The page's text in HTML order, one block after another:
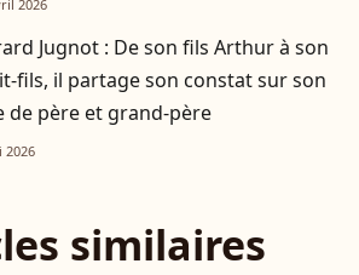
2026
Jugnot : De son fils Arthur à son
fils, il partage son constat sur son
de père et grand-père
2026
similaires